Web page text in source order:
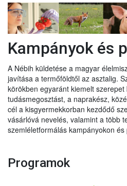
Kampányok és
A Nébih küldetése a magyar
javítása a termőföldtől az asztalig.
körökben egyaránt kiemelt
tudásmegosztást, a naprakész,
cél a kisgyermekkorban kezdődő
vásárlóvá nevelés, valamint a több
szemléletformálás kampányokon
Programok